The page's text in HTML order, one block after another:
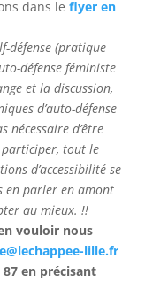
dans le flyer en
défense (pratique
défense féministe
et la discussion,
d’auto-défense
nécessaire d’être
participer, tout le
d’accessibilité se
en parler en amont
au mieux. !!
vouloir nous
lille.fr
en précisant